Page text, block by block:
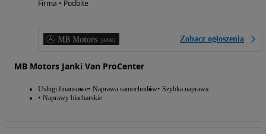
Firma • Podbite
Zobacz ogłoszenia
MB Motors Janki Van ProCenter
Usługi finansowe Naprawa samochodów Szybka naprawa
Naprawy blacharskie